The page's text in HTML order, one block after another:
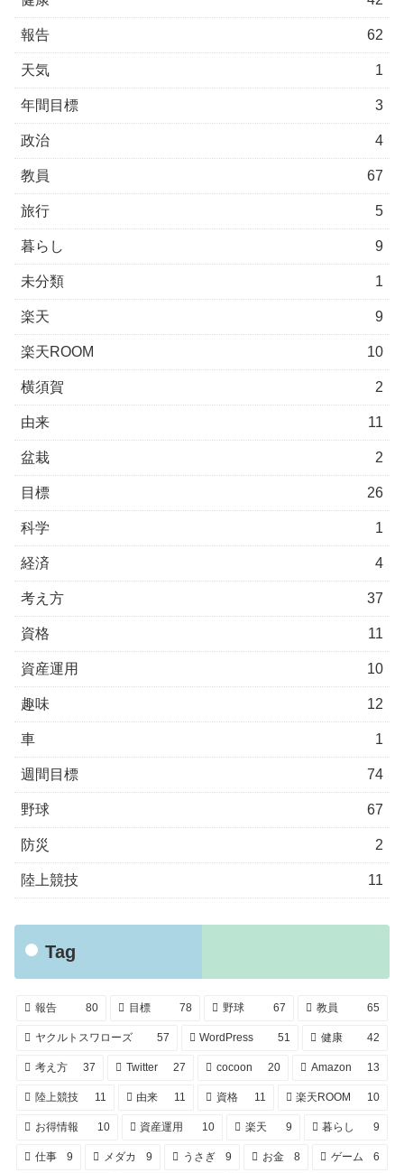
報告 62
天気 1
年間目標 3
政治 4
教員 67
旅行 5
暮らし 9
未分類 1
楽天 9
楽天ROOM 10
横須賀 2
由来 11
盆栽 2
目標 26
科学 1
経済 4
考え方 37
資格 11
資産運用 10
趣味 12
車 1
週間目標 74
野球 67
防災 2
陸上競技 11
Tag
報告 80 目標 78 野球 67 教員 65
ヤクルトスワローズ 57 WordPress 51 健康 42
考え方 37 Twitter 27 cocoon 20 Amazon 13
陸上競技 11 由来 11 資格 11 楽天ROOM 10
お得情報 10 資産運用 10 楽天 9 暮らし 9
仕事 9 メダカ 9 うさぎ 9 お金 8 ゲーム 6